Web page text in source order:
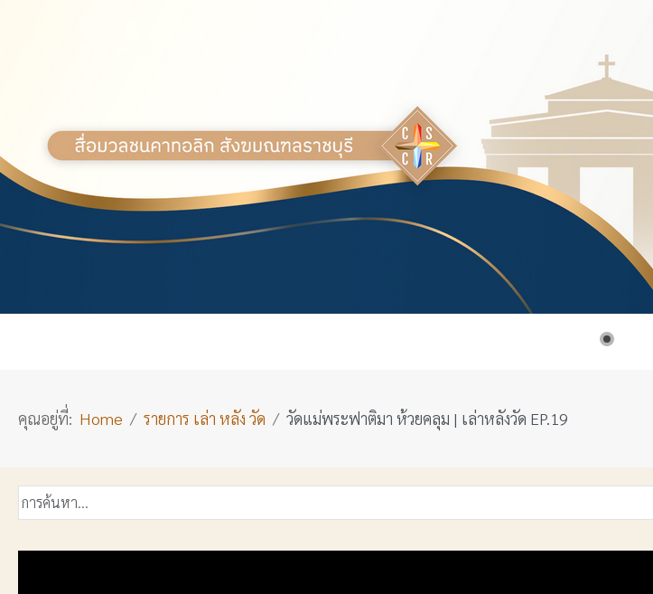
คุณอยู่ที่: Home รายการ เล่า หลัง วัด วัดแม่พระฟาติมา ห้วยคลุม | เล่าหลังวัด EP.19